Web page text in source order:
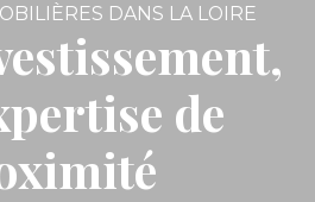
DANS LA LOIRE
de